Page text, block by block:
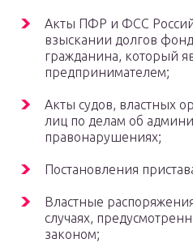
Акты ПФР и ФСС
взыскании долгов
гражданина, который
предпринимателем;
Акты судов, властных
лиц по делам об
правонарушениях;
Постановления
Властные
случаях,
законом;